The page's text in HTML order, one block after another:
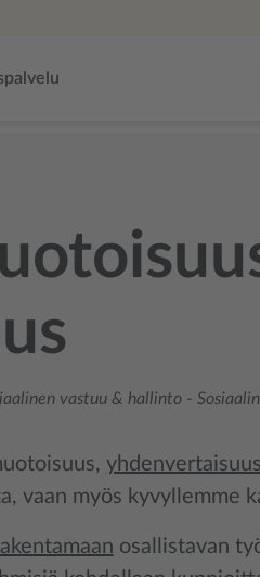
vastuu & hallinto -
yhdenvertaisuus
vaan myös kyvyllemme
osallistavan